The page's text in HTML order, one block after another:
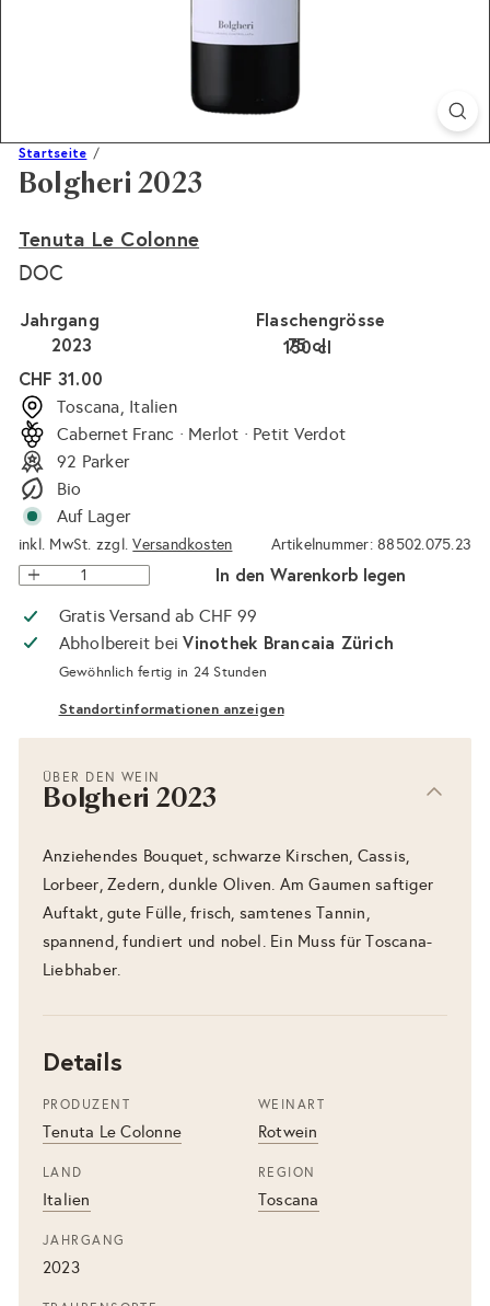
Startseite
Bolgheri 2023
Tenuta Le Colonne
DOC
Flaschengrösse
75 cl
150 cl
Jahrgang
2023
Normaler
Preis
CHF 31.00
Toscana, Italien
Cabernet Franc · Merlot · Petit Verdot
92 Parker
Bio
Auf Lager
inkl. MwSt. zzgl.Versandkosten Artikelnummer: 88502.075.23
In den Warenkorb legen
Gratis Versand ab CHF 99
Abholbereit beiVinothek Brancaia Zürich
Gewöhnlich fertig in 24 Stunden
Standortinformationen anzeigen
ÜBER DEN WEIN
Bolgheri 2023
Anziehendes Bouquet, schwarze Kirschen, Cassis,
Lorbeer, Zedern, dunkle Oliven. Am Gaumen saftiger
Auftakt, gute Fülle, frisch, samtenes Tannin,
spannend, fundiert und nobel. Ein Muss für Toscana-
Liebhaber.
Details
PRODUZENT
Tenuta Le Colonne
WEINART
Rotwein
LAND
Italien
REGION
Toscana
JAHRGANG
2023